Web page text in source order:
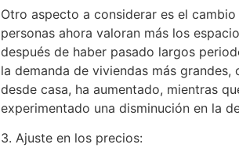
Otro aspecto a considerar es el
personas ahora valoran más los
después de haber pasado largos
la demanda de viviendas más
desde casa, ha aumentado, mientras
experimentado una disminución en la
3. Ajuste en los precios: